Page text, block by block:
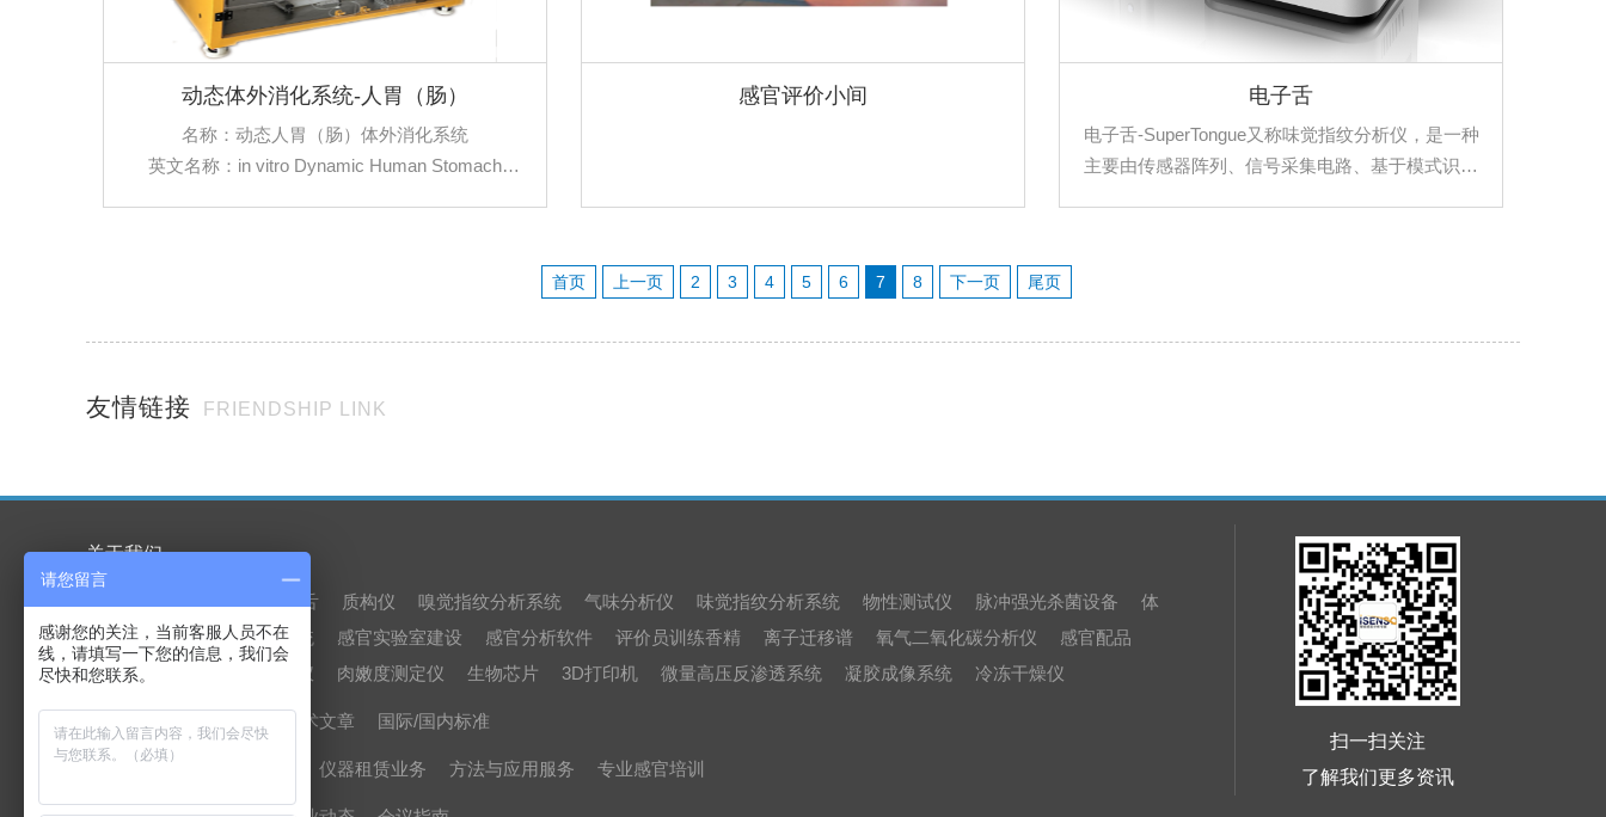
为您提供感官整体建设方案，建设符合ISO标准的
感官实验室。
动态体外消化系统-人胃（肠）
名称：动态人胃（肠）体外消化系统
英文名称：in vitro Dynamic Human Stomach
感官评价小间 电子舌
电子舌-SuperTongue又称味觉指纹分析仪，是一种
主要由传感器阵列、信号采集电路、基于模式识别
进行某些特征含量的预测等。
首页 上一页 2 3 4 5 6 7 8 下一页 尾页
友情链接 FRIENDSHIP LINK
关于我们
电子舌 质构仪 嗅觉指纹分析系统 气味分析仪 味觉指纹分析系统 物性测试仪 脉冲强光杀菌设备
体
外模拟消化系统
感官实验室建设 感官分析软件 评价员训练香精 离子迁移谱 氧气二氧化碳分析仪
感官配品
凝胶强度测定仪
肉嫩度测定仪 生物芯片 3D打印机 微量高压反渗透系统 凝胶成像系统 冷冻干燥仪
技术文章 国际/国内标准
服务介绍 仪器租赁业务 方法与应用服务 专业感官培训
扫一扫关注
了解我们更多资讯
请您留言
感谢您的关注，当前客服人员不在
线，请填写一下您的信息，我们会
尽快和您联系。